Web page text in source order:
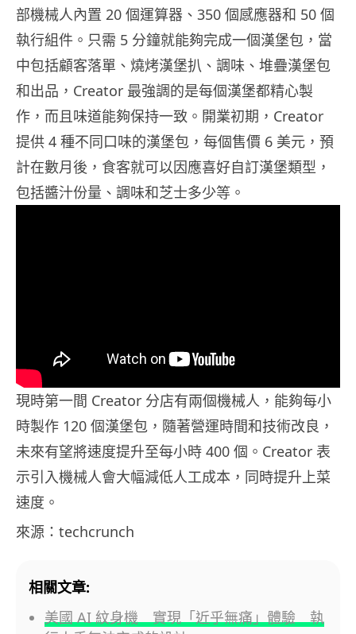
部機械人內置 20 個運算器、350 個感應器和 50 個
執行組件。只需 5 分鐘就能夠完成一個漢堡包，當
中包括顧客落單、燒烤漢堡扒、調味、堆疊漢堡包
和出品，Creator 最強調的是每個漢堡都精心製
作，而且味道能夠保持一致。開業初期，Creator
提供 4 種不同口味的漢堡包，每個售價 6 美元，預
計在數月後，食客就可以因應喜好自訂漢堡類型，
包括醬汁份量、調味和芝士多少等。
現時第一間 Creator 分店有兩個機械人，能夠每小
時製作 120 個漢堡包，隨著營運時間和技術改良，
未來有望將速度提升至每小時 400 個。Creator 表
示引入機械人會大幅減低人工成本，同時提升上菜
速度。
來源：techcrunch
相關文章:
美國 AI 紋身機 實現「近乎無痛」體驗 執